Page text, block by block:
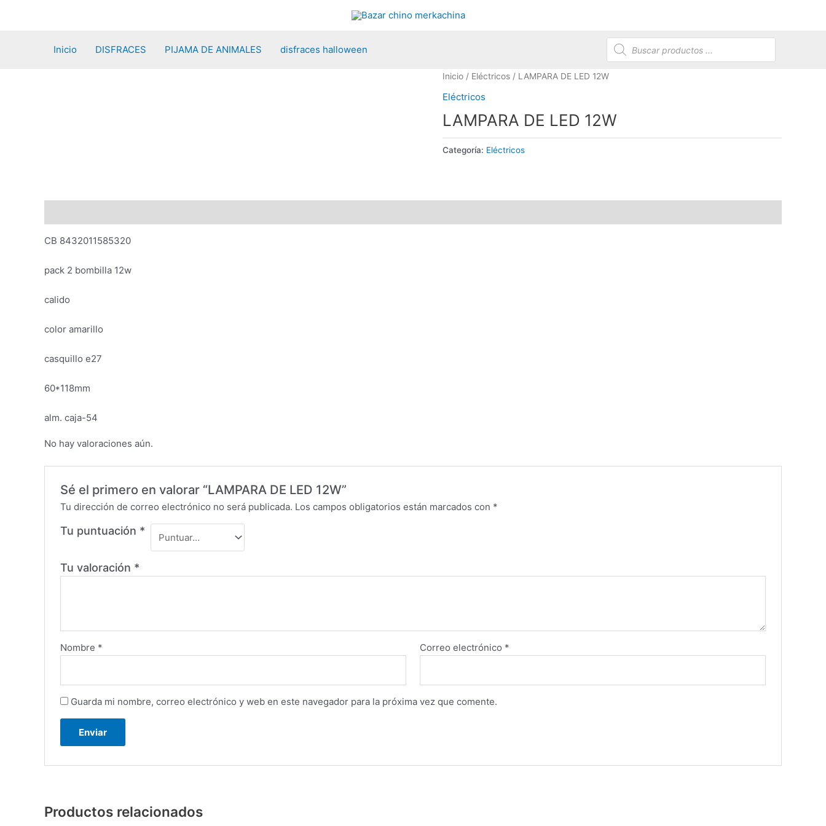
Inicio
DISFRACES PIJAMA DE ANIMALES disfraces halloween
Búsqueda
de
productos
Inicio / Eléctricos / LAMPARA DE LED 12W
Eléctricos
LAMPARA DE LED 12W
Categoría: Eléctricos
CB 8432011585320
pack 2 bombilla 12w
calido
color amarillo
casquillo e27
60*118mm
alm. caja-54
No hay valoraciones aún.
Sé el primero en valorar “LAMPARA DE LED 12W”
Tu dirección de correo electrónico no será publicada. Los campos obligatorios están marcados con *
Tu puntuación *
Tu valoración *
Nombre * Correo electrónico *
Guarda mi nombre, correo electrónico y web en este navegador para la próxima vez que comente.
Productos relacionados